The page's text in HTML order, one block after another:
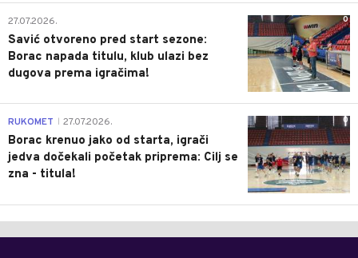
0
27.07.2026.
Savić otvoreno pred start sezone:
Borac napada titulu, klub ulazi bez
dugova prema igračima!
0
RUKOMET 27.07.2026.
Borac krenuo jako od starta, igrači
jedva dočekali početak priprema: Cilj se
zna - titula!